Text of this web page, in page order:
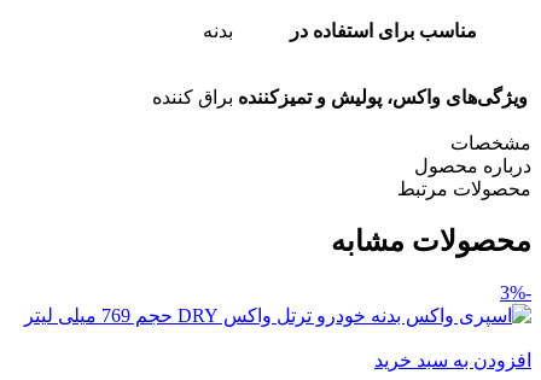
مناسب برای استفاده در بدنه
ویژگی‌های واکس، پولیش و تمیزکننده براق کننده
مشخصات
درباره محصول
محصولات مرتبط
محصولات مشابه
-3%
افزودن به سبد خرید